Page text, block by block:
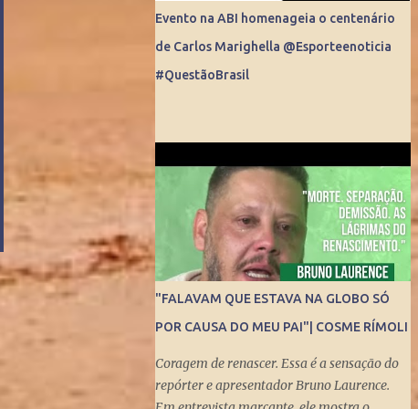
Evento na ABI homenageia o centenário
de Carlos Marighella @Esporteenoticia
#QuestãoBrasil
"FALAVAM QUE ESTAVA NA GLOBO SÓ
POR CAUSA DO MEU PAI"| COSME RÍMOLI
Coragem de renascer. Essa é a sensação do
repórter e apresentador Bruno Laurence.